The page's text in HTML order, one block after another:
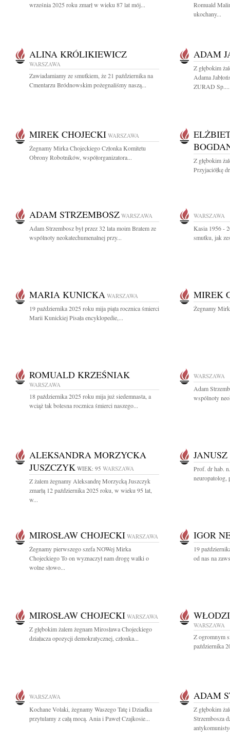
września 2025 roku zmarł w wieku 87 lat mój...
Romuald
ukochany...
ALINA KRÓLIKIEWICZ
WARSZAWA
Zawiadamiamy ze smutkiem, że 21 października na
Cmentarzu Bródnowskim pożegnaliśmy naszą...
ADAM
Z głębokim
Adama
ZURAD Sp....
MIREK CHOJECKI WARSZAWA
Żegnamy Mirka Chojeckiego Członka Komitetu
Obrony Robotników, współorganizatora...
Z głębokim
Przyjaciółkę
ADAM STRZEMBOSZ WARSZAWA
Adam Strzembosz był przez 32 lata moim Bratem ze
wspólnoty neokatechumenalnej przy...
WARSZAWA
Kasia 1956 -
smutku, jak
MARIA KUNICKA WARSZAWA
19 października 2025 roku mija piąta rocznica śmierci
Marii Kunickiej Pisała encyklopedie,...
MIREK
Żegnamy
ROMUALD KRZEŚNIAK
WARSZAWA
18 października 2025 roku mija już siedemnasta, a
wciąż tak bolesna rocznica śmierci naszego...
WARSZAWA
Adam
wspólnoty
ALEKSANDRA MORZYCKA
JUSZCZYK WIEK: 95 WARSZAWA
Z żalem żegnamy Aleksandrę Morzycką Juszczyk
zmarłą 12 października 2025 roku, w wieku 95 lat,
w...
Prof. dr hab.
neuropatolog,
MIROSŁAW CHOJECKI WARSZAWA
Żegnamy pierwszego szefa NOWej Mirka
Chojeckiego To on wyznaczył nam drogę walki o
wolne słowo...
IGOR
19
od nas na
MIROSŁAW CHOJECKI WARSZAWA
Z głębokim żalem żegnam Mirosława Chojeckiego
działacza opozycji demokratycznej, członka...
WARSZAWA
Z ogromnym
października
WARSZAWA
Kochane Volaki, żegnamy Waszego Tatę i Dziadka
przytulamy z całą mocą. Ania i Paweł Czajkosie...
ADAM
Z głębokim
Strzembosza